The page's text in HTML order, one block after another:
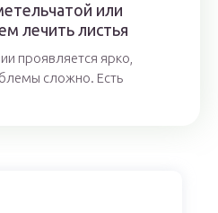
или
лечить листья
проявляется ярко,
сложно. Есть